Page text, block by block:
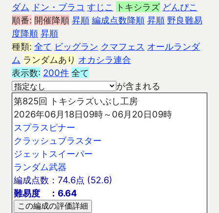
ダム ドン・ブラコ すじこ トキシラズ どんぴこ
順番: 開催降順 昇順 編成点数降順 昇順 野良難易
度降順 昇順
種類: 全て ビッグラン クマフェス オールランダ
ム ランダムあり オカシラ連合
表示数: 200件 全て
が含まれる
第825回 トキシラズいぶし工房
2026年06月18日09時～06月20日09時
スプラスピナー
クラッシュブラスター
ジェットスイーパー
ランダム武器
編成点数：74.6点 (52.6)
難易度 ：6.64